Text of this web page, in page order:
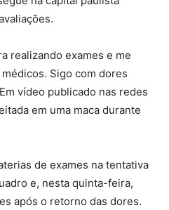
realizando exames e me
Sigo com dores
vídeo publicado nas redes
em uma maca durante
de exames na tentativa
e, nesta quinta-feira,
após o retorno das dores.